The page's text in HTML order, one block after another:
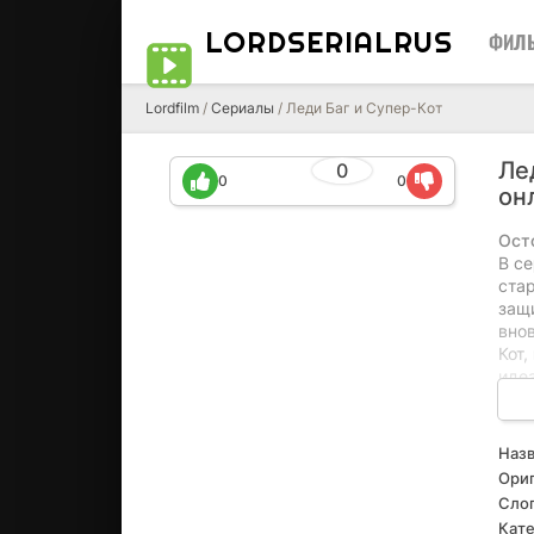
LORDSERIALRUS
Lordfilm / Сериалы / Леди Баг и Супер-Кот
0
0 0
В